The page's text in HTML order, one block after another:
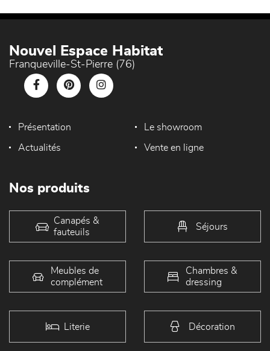
Nouvel Espace Habitat
Franqueville-St-Pierre (76)
Présentation Le showroom
Actualités Vente en ligne
Nos produits
Canapés &
fauteuils
Séjours
Meubles de
complément
Chambres &
dressing
Literie Décoration